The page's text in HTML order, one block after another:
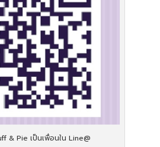
& Pie เป็นเพื่อนใน Line@